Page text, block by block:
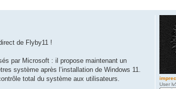
User
de Flyby11 !
par Microsoft : il propose maintenant un
système après l’installation de Windows 11.
total du système aux utilisateurs.